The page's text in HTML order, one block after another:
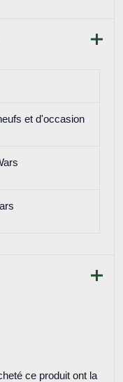
et d'occasion
ce produit ont la